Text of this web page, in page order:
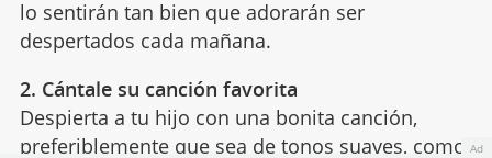
lo sentirán tan bien que adorarán ser
despertados cada mañana.
2. Cántale su canción favorita
Despierta a tu hijo con una bonita canción,
preferiblemente que sea de tonos suaves, como Ad